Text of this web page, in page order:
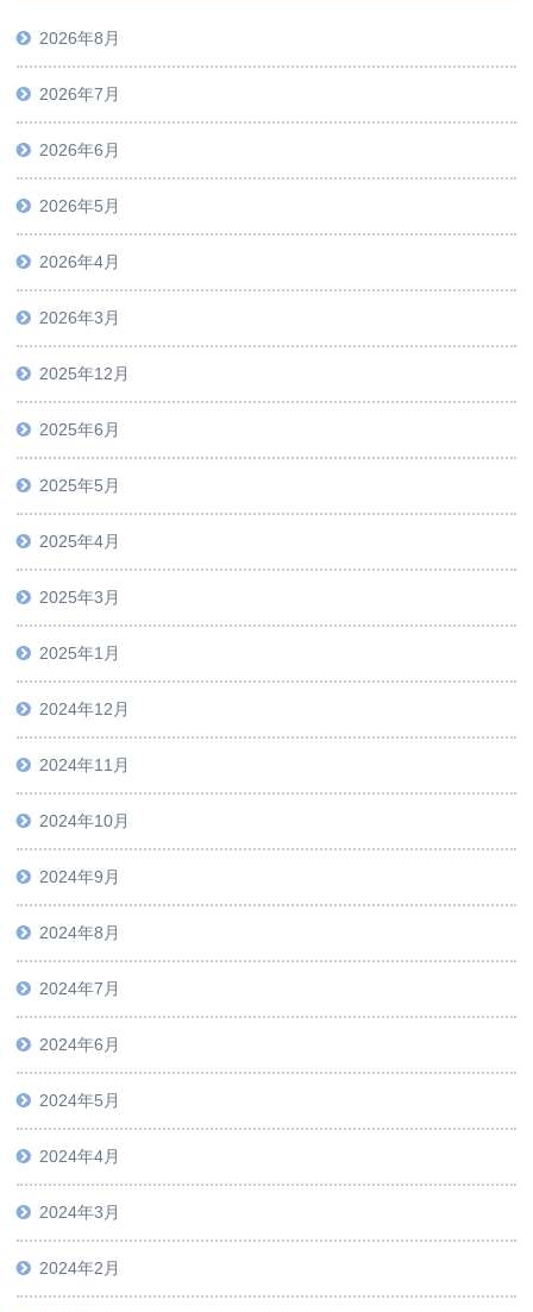
2026年8月
2026年7月
2026年6月
2026年5月
2026年4月
2026年3月
2025年12月
2025年6月
2025年5月
2025年4月
2025年3月
2025年1月
2024年12月
2024年11月
2024年10月
2024年9月
2024年8月
2024年7月
2024年6月
2024年5月
2024年4月
2024年3月
2024年2月